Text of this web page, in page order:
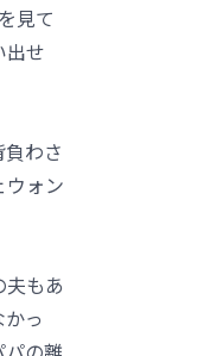
見て
出せ
わさ
ウォン
もあ
っ